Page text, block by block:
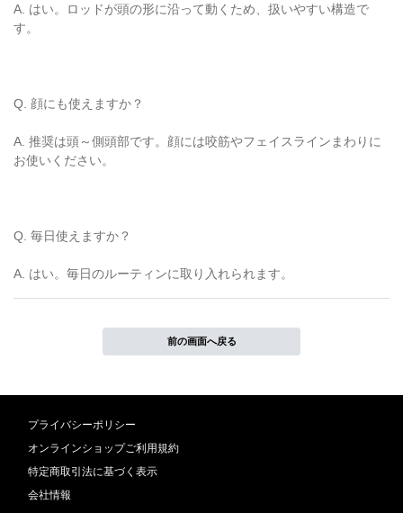
A. はい。ロッドが頭の形に沿って動くため、扱いやすい構造で
す。
Q. 顔にも使えますか？
A. 推奨は頭～側頭部です。顔には咬筋やフェイスラインまわりに
お使いください。
Q. 毎日使えますか？
A. はい。毎日のルーティンに取り入れられます。
前の画面へ戻る
プライバシーポリシー
オンラインショップご利用規約
特定商取引法に基づく表示
会社情報